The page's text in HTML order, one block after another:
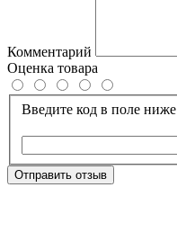
Комментарий
Оценка товара
Введите код в поле ниже
Отправить отзыв